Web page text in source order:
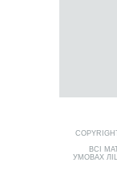
ВСІ
УМОВАХ